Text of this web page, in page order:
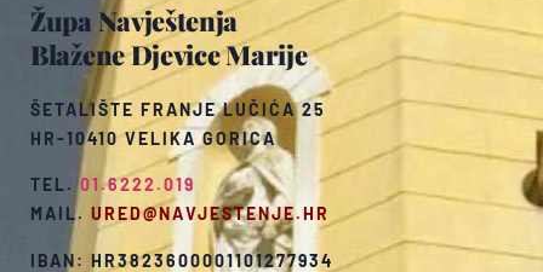
Župa Navještenja
Blažene Djevice Marije
ŠETALIŠTE FRANJE LUČIĆA 25
HR-10410 VELIKA GORICA
TEL.01.6222.019
MAIL. URED@NAVJESTENJE.HR
IBAN: HR3823600001101277934